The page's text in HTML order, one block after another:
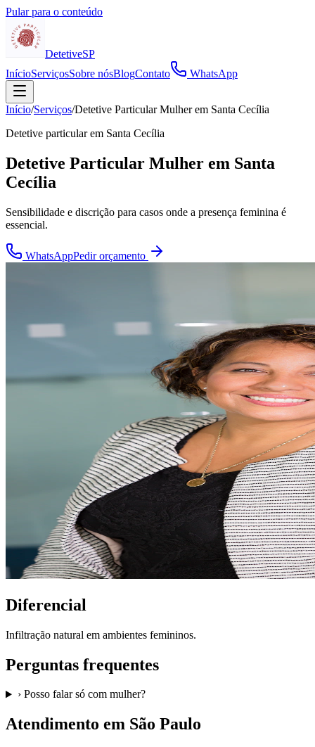
Pular para o conteúdo
DetetiveSP
InícioServiçosSobre nósBlogContato WhatsApp
Início/Serviços/Detetive Particular Mulher em Santa Cecília
Detetive particular em Santa Cecília
Detetive Particular Mulher em Santa
Cecília
Sensibilidade e discrição para casos onde a presença feminina é
essencial.
WhatsAppPedir orçamento
Diferencial
Infiltração natural em ambientes femininos.
Perguntas frequentes
› Posso falar só com mulher?
Atendimento em São Paulo